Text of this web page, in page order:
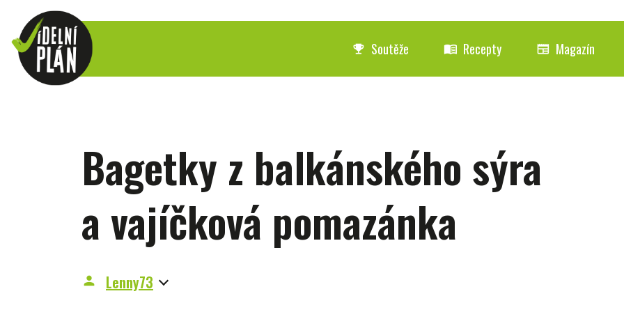
emoji_events Soutěže menu_book Recepty newspaper Magazín
Bagetky z balkánského sýra
a vajíčková pomazánka
person Lenny73